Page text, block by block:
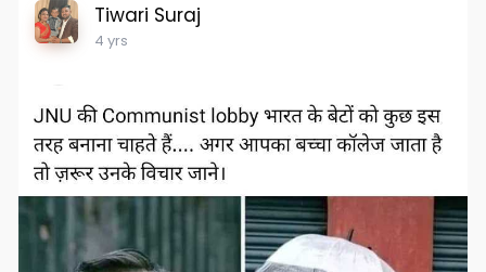
Tiwari Suraj
4 yrs